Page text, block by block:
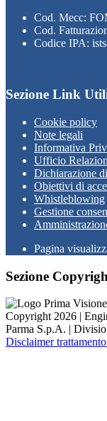
Cod. Mecc:
Cod.
Codice IPA:
Sezione Link
Cookie policy
Note legali
Informativa
Ufficio
Dichiarazione
Obiettivi di
Whistleblowing
Gestione
Pagina
Sezione
Copyright 2026 |
Parma S.p.A. |
Disclaimer